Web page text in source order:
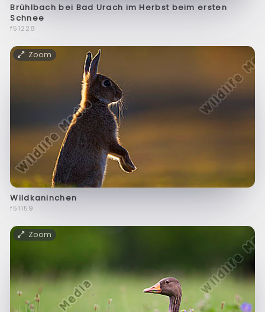
Brühlbach bei Bad Urach im Herbst beim ersten
Schnee
f51228
Zoom
Wildkaninchen
f51159
Zoom